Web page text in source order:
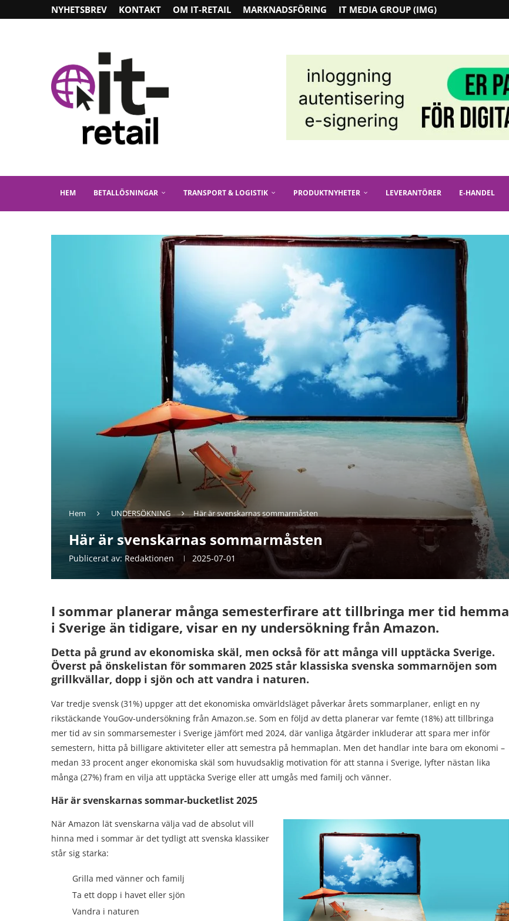
NYHETSBREV KONTAKT OM IT-RETAIL MARKNADSFÖRING IT MEDIA GROUP (IMG)
HEM BETALLÖSNINGAR TRANSPORT & LOGISTIK PRODUKTNYHETER LEVERANTÖRER E-HANDEL
Hem UNDERSÖKNING Här är svenskarnas sommarmåsten
Här är svenskarnas sommarmåsten
Publicerat av: Redaktionen 2025-07-01
I sommar planerar många semesterfirare att tillbringa mer tid hemma
i Sverige än tidigare, visar en ny undersökning från Amazon.
Detta på grund av ekonomiska skäl, men också för att många vill upptäcka Sverige.
Överst på önskelistan för sommaren 2025 står klassiska svenska sommarnöjen som
grillkvällar, dopp i sjön och att vandra i naturen.
Var tredje svensk (31%) uppger att det ekonomiska omvärldsläget påverkar årets sommarplaner, enligt en ny
rikstäckande YouGov-undersökning från Amazon.se. Som en följd av detta planerar var femte (18%) att tillbringa
mer tid av sin sommarsemester i Sverige jämfört med 2024, där vanliga åtgärder inkluderar att spara mer inför
semestern, hitta på billigare aktiviteter eller att semestra på hemmaplan. Men det handlar inte bara om ekonomi –
medan 33 procent anger ekonomiska skäl som huvudsaklig motivation för att stanna i Sverige, lyfter nästan lika
många (27%) fram en vilja att upptäcka Sverige eller att umgås med familj och vänner.
Här är svenskarnas sommar-bucketlist2025
När Amazon lät svenskarna välja vad de absolut vill
hinna med i sommar är det tydligt att svenska klassiker
står sig starka:
Grilla med vänner och familj
Ta ett dopp i havet eller sjön
Vandra i naturen